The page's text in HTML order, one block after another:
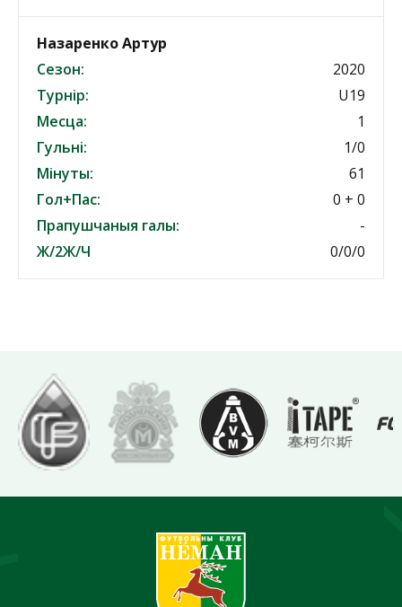
Назаренко Артур
Сезон:
2020
Турнір:
U19
Месца:
1
Гульні:
1/0
Мінуты:
61
Гол+Пас:
0 + 0
Прапушчаныя галы:
-
Ж/2Ж/Ч
0/0/0